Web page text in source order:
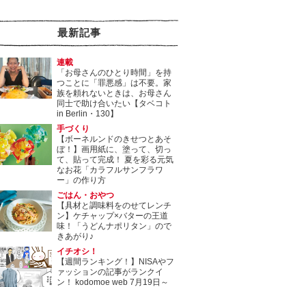
最新記事
連載
「お母さんのひとり時間」を持
つことに「罪悪感」は不要。家
族を頼れないときは、お母さん
同士で助け合いたい【タベコト
in Berlin・130】
手づくり
【ボーネルンドのきせつとあそ
ぼ！】画用紙に、塗って、切っ
て、貼って完成！ 夏を彩る元気
なお花「カラフルサンフラワ
ー」の作り方
ごはん・おやつ
【具材と調味料をのせてレンチ
ン】ケチャップ×バターの王道
味！「うどんナポリタン」ので
きあがり♪
イチオシ！
【週間ランキング！】NISAやフ
ァッションの記事がランクイ
ン！ kodomoe web 7月19日～